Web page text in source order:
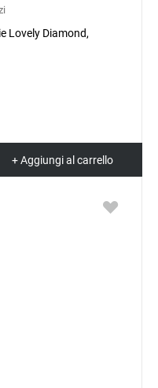
Lovely Diamond,
+ Aggiungi al carrello